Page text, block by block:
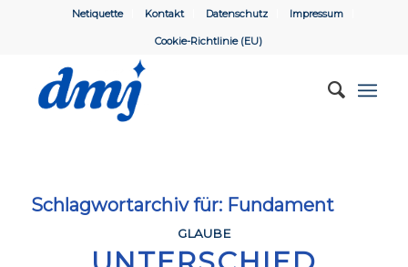
Netiquette Kontakt Datenschutz Impressum
Cookie-Richtlinie (EU)
Schlagwortarchiv für: Fundament
GLAUBE